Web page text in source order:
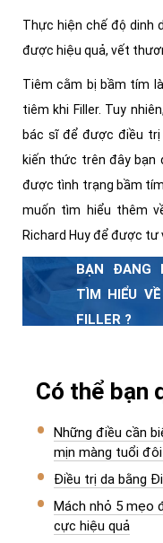
Thực hiện chế độ dinh
được hiệu quả, vết
Tiêm cằm bị bầm tím
tiêm khi Filler. Tuy
bác sĩ để được điều trị
kiến thức trên đây bạn
được tình trạng bầm
muốn tìm hiểu thêm
Richard Huy để được tư
BẠN ĐANG
TÌM HIỂU
FILLER ?
vào ô bên phải
gặp gỡ trực
Dr.Richard Huy
Có thể bạn
Những điều cần
mịn màng tuổi
Điều trị da bằng
Mách nhỏ 5 mẹo
cực hiệu quả